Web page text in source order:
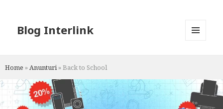
Blog Interlink
Home »Anunturi»Back to School